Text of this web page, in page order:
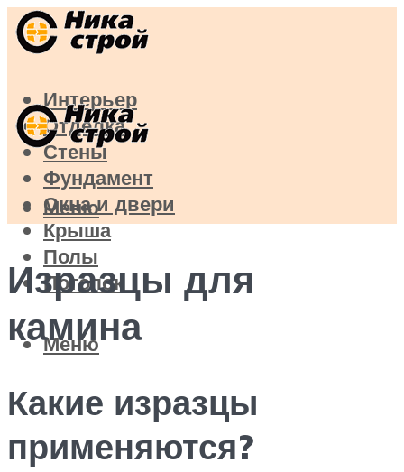
Интерьер
Отделка
Стены
Фундамент
Окна и двери
Крыша
Полы
Потолок
Меню
Меню
Изразцы для
камина
Какие изразцы
применяются?